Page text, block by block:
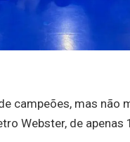
campeões, mas não
Webster, de apenas